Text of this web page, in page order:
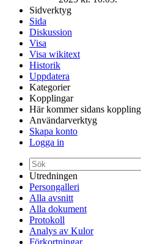
Sidverktyg
Sida
Diskussion
Visa
Visa wikitext
Historik
Uppdatera
Kategorier
Kopplingar
Här kommer sidans
Användarverktyg
Skapa konto
Logga in
Utredningen
Persongalleri
Alla avsnitt
Alla dokument
Protokoll
Analys av Kulor
Förkortningar